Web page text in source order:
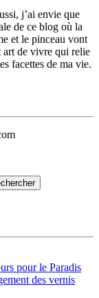
j’ai envie que
de ce blog où la
et le pinceau vont
art de vivre qui relie
facettes de ma vie.
pour le Paradis
des vernis